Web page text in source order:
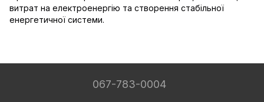
витрат на електроенергію та створення стабільної
енергетичної системи.
067-783-0004